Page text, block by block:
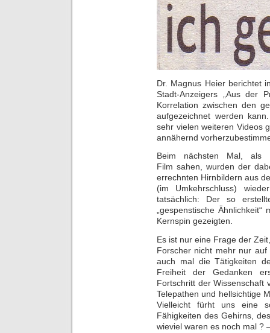
Dr. Magnus Heier berichtet
Stadt-Anzeigers „Aus der
Korrelation zwischen den
aufgezeichnet werden
sehr vielen weiteren Videos
annähernd
Beim nächsten Mal, als
Film sahen, wurden der
errechnten Hirnbildern aus
(im Umkehrschluss)
tatsächlich: Der so
„gespenstische
Kernspin gezeigten.
Es ist nur eine Frage der
Forscher nicht mehr nur
auch mal die Tätigkeiten
Freiheit der Gedanken
Fortschritt der Wissenschaft
Telepathen und hellsichtige
Vielleicht fürht uns eine
Fähigkeiten des Gehirns,
wieviel waren es noch mal ?